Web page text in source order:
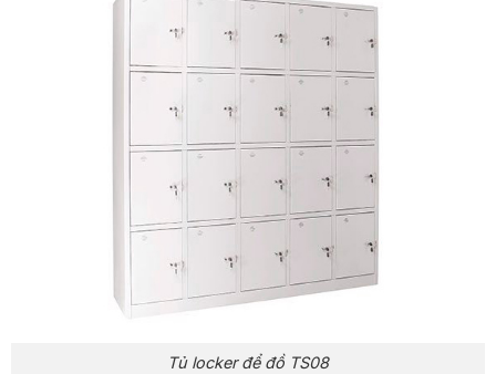
Tủ locker để đồ TS08